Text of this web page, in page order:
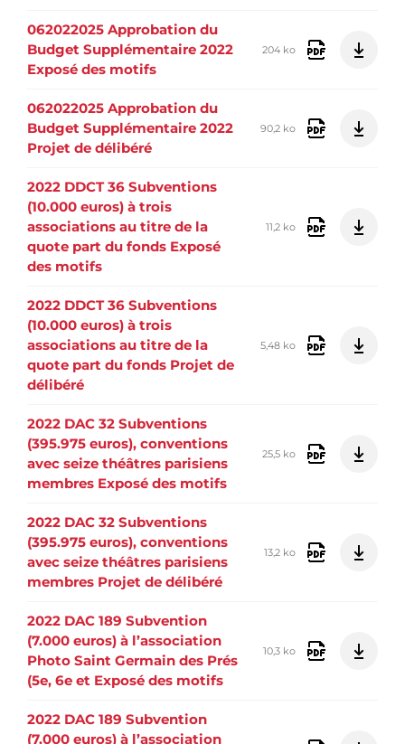
062022025 Approbation du
Budget Supplémentaire 2022
Exposé des motifs
204 ko
062022025 Approbation du
Budget Supplémentaire 2022
Projet de délibéré
90,2 ko
2022 DDCT 36 Subventions
(10.000 euros) à trois
associations au titre de la
quote part du fonds Exposé
des motifs
11,2 ko
2022 DDCT 36 Subventions
(10.000 euros) à trois
associations au titre de la
quote part du fonds Projet de
délibéré
5,48 ko
2022 DAC 32 Subventions
(395.975 euros), conventions
avec seize théâtres parisiens
membres Exposé des motifs
25,5 ko
2022 DAC 32 Subventions
(395.975 euros), conventions
avec seize théâtres parisiens
membres Projet de délibéré
13,2 ko
2022 DAC 189 Subvention
(7.000 euros) à l’association
Photo Saint Germain des Prés
(5e, 6e et Exposé des motifs
10,3 ko
2022 DAC 189 Subvention
(7.000 euros) à l’association